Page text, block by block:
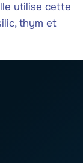
utilise cette
thym et